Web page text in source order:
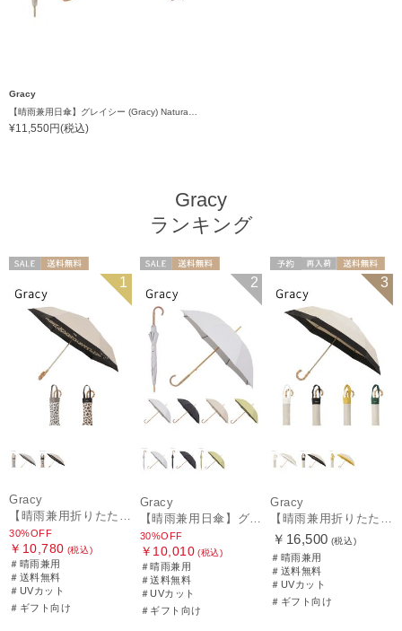
Gracy
¥11,550円(税込)
Gracy
ランキング
ギフト向け
1
Gracy
【晴雨兼用折りたたみ日傘】グレイシー (Gracy) Leopard Back Print 一級遮光99.99% 遮熱 UV99％ 簡単開閉
30%OFF
￥10,780 (税込)
＃晴雨兼用
＃送料無料
＃UVカット
＃ギフト向け
ギフト向け
2
Gracy
【晴雨兼用日傘】グレイシー (Gracy) Studs 一級遮光99.99% 遮熱 UV99％
30%OFF
￥10,010 (税込)
＃晴雨兼用
＃送料無料
＃UVカット
＃ギフト向け
送料無料
ギフト向け
3
Gracy
【晴雨兼用折りたたみ日傘】グレイシー (Gracy) Natural bicolor 遮光99% 遮熱 UV99％ 簡単開閉
￥16,500 (税込)
＃晴雨兼用
＃送料無料
＃UVカット
＃ギフト向け